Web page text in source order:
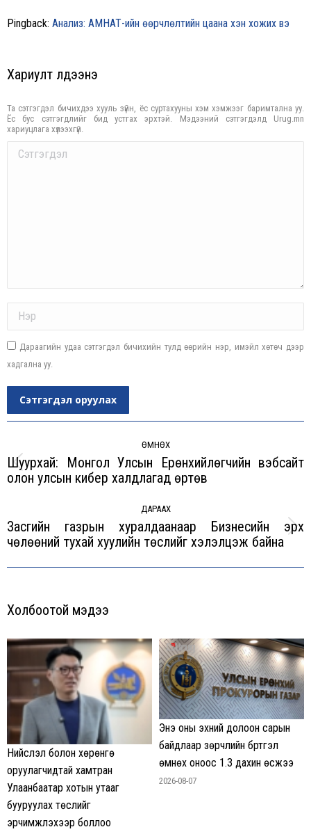
Pingback: Анализ: АМНАТ-ийн өөрчлөлтийн цаана хэн хожих вэ
Хариулт үлдээнэ үү
Та сэтгэгдэл бичихдээ хууль зүйн, ёс суртахууны хэм хэмжээг баримтална уу.
Ёс бус сэтгэгдлийг бид устгах эрхтэй. Мэдээний сэтгэгдэлд Urug.mn
хариуцлага хүлээхгүй.
Comment
Дараагийн удаа сэтгэгдэл бичихийн тулд өөрийн нэр, имэйл хөтөч дээр
хадгална уу.
Сэтгэгдэл оруулах
navigation
ӨМНӨХ
Previous
post:
Шуурхай: Монгол Улсын Ерөнхийлөгчийн вэбсайт
олон улсын кибер халдлагад өртөв
ДАРААХ
Next
Засгийн газрын хуралдаанаар Бизнесийн эрх
чөлөөний тухай хуулийн төслийг хэлэлцэж байна
Холбоотой мэдээ
Нийслэл болон хөрөнгө
оруулагчидтай хамтран
Улаанбаатар хотын утааг
бууруулах төслийг
эрчимжүүлэхээр боллоо
Энэ оны эхний долоон сарын
байдлаар зөрчлийн бүртгэл
өмнөх оноос 1.3 дахин өсжээ
2026-08-07